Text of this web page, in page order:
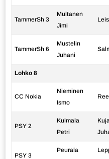
TammerSh 3
Multanen
Jimi
TammerSh 6
Mustelin
Juhani
Lohko 8
CC Nokia
Nieminen
Ismo
PSY 2
Kulmala
Petri
PSY 3
Peurala